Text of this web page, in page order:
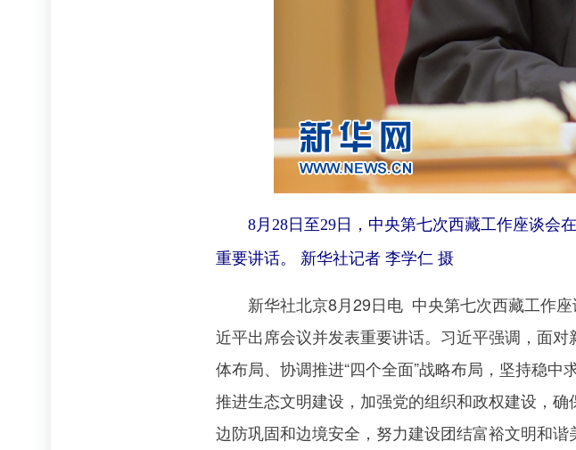
8月28日至29日，中央第七次西藏工作座谈会
重要讲话。 新华社记者 李学仁 摄
新华社北京8月29日电 中央第七次西藏工作座
近平出席会议并发表重要讲话。习近平强调，面
体布局、协调推进“四个全面”战略布局，坚持稳
推进生态文明建设，加强党的组织和政权建设，
边防巩固和边境安全，努力建设团结富裕文明和谐